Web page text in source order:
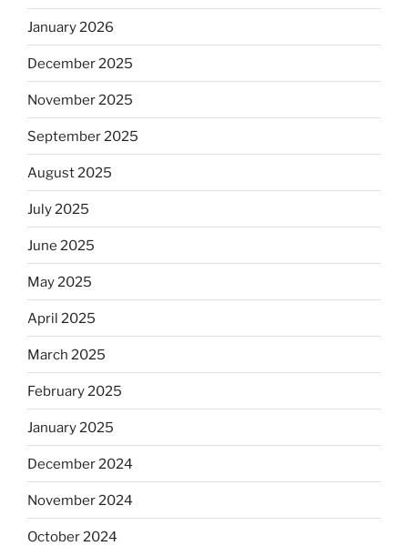
January 2026
December 2025
November 2025
September 2025
August 2025
July 2025
June 2025
May 2025
April 2025
March 2025
February 2025
January 2025
December 2024
November 2024
October 2024